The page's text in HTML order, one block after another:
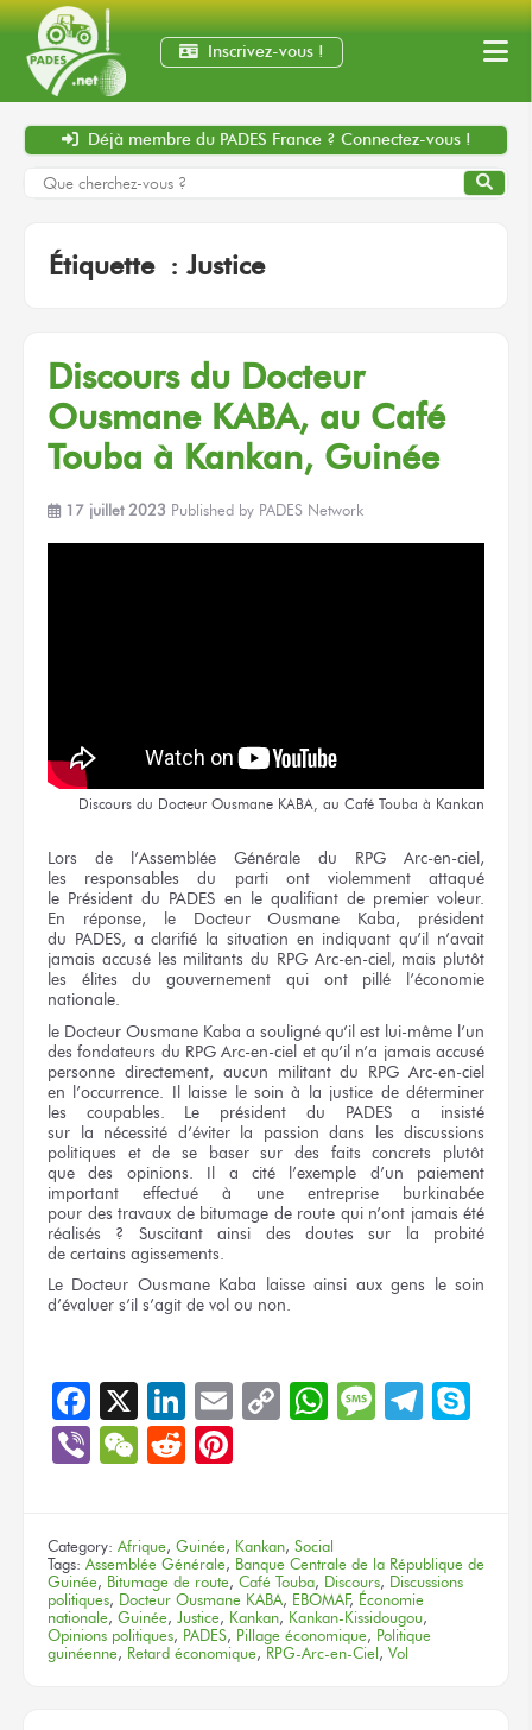
Inscrivez-vous !
Déjà membre du PADES France ? Connectez-vous !
Étiquette : Justice
Discours du Docteur
Ousmane KABA, au Café
Touba à Kankan, Guinée
17 juillet 2023 Published by PADES Network
Discours du Docteur Ousmane KABA, au Café Touba à Kankan
Lors de l’Assemblée Générale du RPG Arc-en-ciel,
les responsables
du partiont violemment attaqué
le Président du PADES en le qualifiant de premiervoleur.
En réponse,
le Docteur Ousmane Kaba, président
du PADES, a clarifié la situation en indiquant qu’il n’avait
jamais accusé les militants du RPGArc-en-ciel, mais plutôt
les élites
du gouvernement qui ont pillé l’économie
nationale.
le Docteur Ousmane Kaba a souligné qu’il est lui-même l’un
des fondateurs du RPG Arc-en-ciel et qu’il n’a jamais accusé
personne directement, aucun militantdu RPG Arc-en-ciel
en l’occurrence.
Il laisse le soin à la justice de déterminer
les coupables.
Le président du PADES
a insisté
sur la nécessité d’éviter la passion dans les discussions
politiques et de se baser sur des faits concrets plutôt
que des opinions.
Il a citél’exemple d’un paiement
important effectuéà une entrepriseburkinabée
pour des travaux de bitumage de route qui n’ont jamais été
réalisés ? Suscitant ainsi des doutes
sur la probité
de certains agissements.
Le Docteur Ousmane Kaba laisse ainsi aux gens le soin
d’évaluer s’il s’agit de vol ou non.
Facebook
X LinkedIn
EmailCopyWhatsApp
Message
ViberWeChat
Reddit
Category: Afrique, Guinée, Kankan, Social
Tags: Assemblée Générale, Banque Centrale de la République de
Guinée, Bitumage de route, Café Touba, Discours, Discussions
politiques, Docteur Ousmane KABA, EBOMAF, Économie
nationale, Guinée, Justice, Kankan, Kankan-Kissidougou,
Opinions politiques, PADES, Pillage économique, Politique
guinéenne, Retard économique, RPG-Arc-en-Ciel, Vol